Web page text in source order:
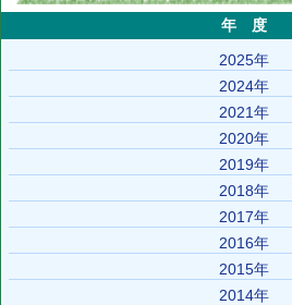
年 度
2025年
2024年
2021年
2020年
2019年
2018年
2017年
2016年
2015年
2014年